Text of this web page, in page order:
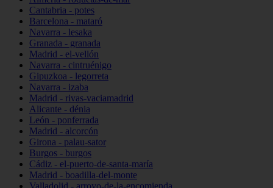
Cantabria - potes
Barcelona - mataró
Navarra - lesaka
Granada - granada
Madrid - el-vellón
Navarra - cintruénigo
Gipuzkoa - legorreta
Navarra - izaba
Madrid - rivas-vaciamadrid
Alicante - dénia
León - ponferrada
Madrid - alcorcón
Girona - palau-sator
Burgos - burgos
Cádiz - el-puerto-de-santa-maría
Madrid - boadilla-del-monte
Valladolid - arroyo-de-la-encomienda